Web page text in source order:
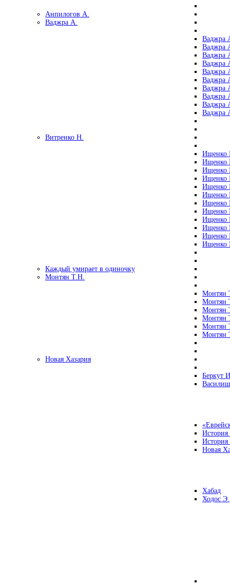
Анпилогов А.
Ваджра А.
Ваджра
Ваджра
Ваджра
Ваджра
Ваджра
Ваджра
Ваджра
Ваджра
Ваджра
Ваджра
Витренко Н.
Ищенко
Ищенко
Ищенко
Ищенко
Ищенко
Ищенко
Ищенко
Ищенко
Ищенко
Ищенко
Ищенко
Ищенко
Каждый умирает в одиночку
Монтян Т.Н.
Монтян
Монтян
Монтян
Монтян
Монтян
Монтян
Новая Хазария
Беркут
Новая
Хабад
Ходос Э.